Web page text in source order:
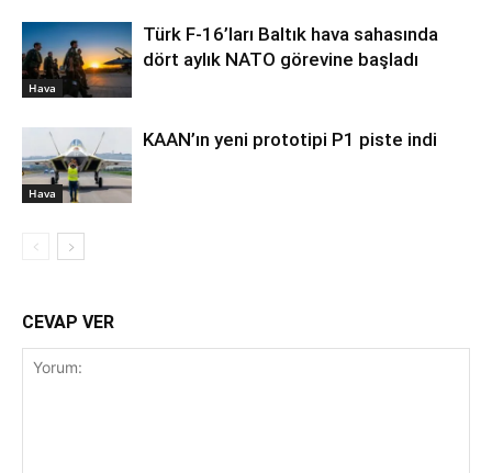
Hava
Türk F-16’ları Baltık hava sahasında
dört aylık NATO görevine başladı
Hava
KAAN’ın yeni prototipi P1 piste indi
CEVAP VER